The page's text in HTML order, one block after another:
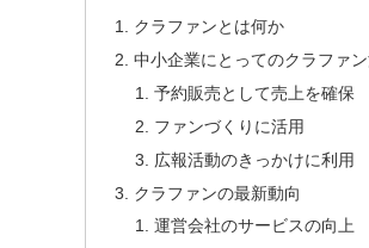
クラファンとは何か
中小企業にとってのクラファ
予約販売として売上を確保
ファンづくりに活用
広報活動のきっかけに利用
クラファンの最新動向
運営会社のサービスの向上